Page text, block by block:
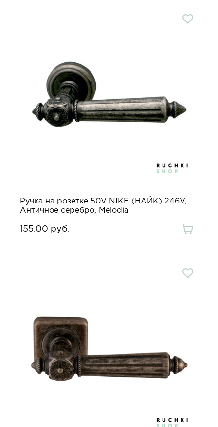
Ручка на розетке 50V NIKE (НАЙК) 246V,
Античное серебро, Melodia
155.00 руб.